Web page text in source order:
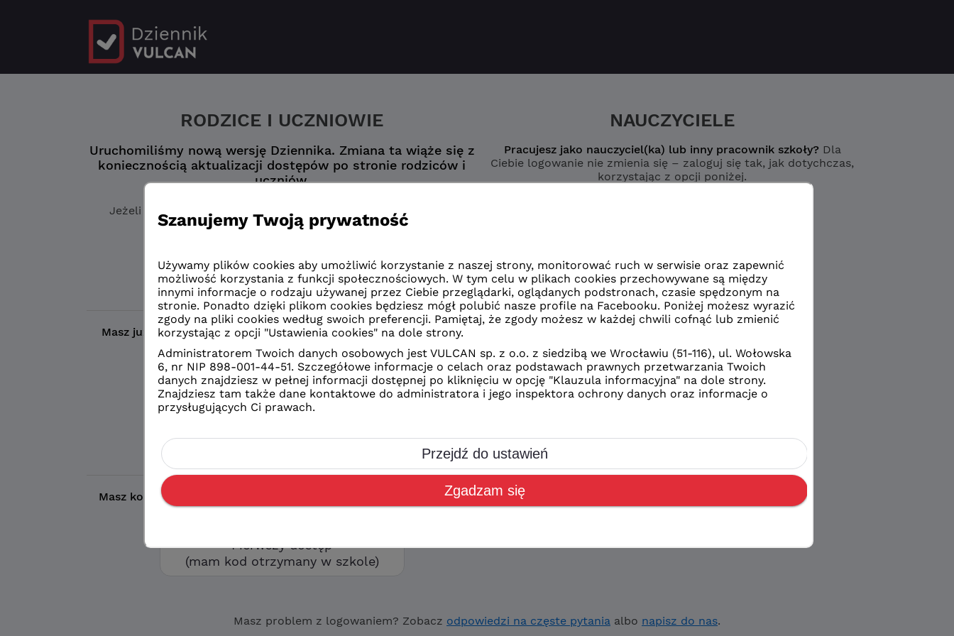
RODZICE I UCZNIOWIE
Uruchomiliśmy nową wersję Dziennika. Zmiana ta wiąże się z
koniecznością aktualizacji dostępów po stronie rodziców i
uczniów.
Jeżeli jeszcze nie masz zaktualizowanego konta
wybierz opcję
„Logowanie przed zmianą”
Logowanie przed zmianą
Masz już konto?Wybierz wybrany przez Ciebie sposób logowania
Logowanie
konto eduVULCAN
zwykłe konto szkolne
Masz kod otrzymany w szkole?
Aby utworzyć swoje konto wybierz
opcję „Pierwszy dostęp”
Pierwszy dostęp
(mam kod otrzymany w szkole)
NAUCZYCIELE
Pracujesz jako nauczyciel(ka) lub inny pracownik szkoły? Dla
Ciebie logowanie nie zmienia się – zaloguj się tak, jak dotychczas,
korzystając z opcji poniżej.
Masz problem z logowaniem? Zobacz odpowiedzi na częste pytania albo napisz do nas.